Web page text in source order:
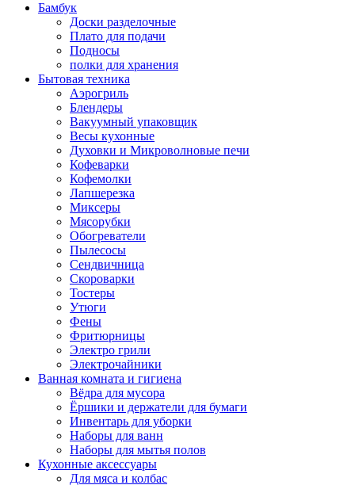
Бамбук
Доски разделочные
Плато для подачи
Подносы
полки для хранения
Бытовая техника
Аэрогриль
Блендеры
Вакуумный упаковщик
Весы кухонные
Духовки и Микроволновые печи
Кофеварки
Кофемолки
Лапшерезка
Миксеры
Мясорубки
Обогреватели
Пылесосы
Сендвичница
Скороварки
Тостеры
Утюги
Фены
Фритюрницы
Электро грили
Электрочайники
Ванная комната и гигиена
Вёдра для мусора
Ёршики и держатели для бумаги
Инвентарь для уборки
Наборы для ванн
Наборы для мытья полов
Кухонные аксессуары
Для мяса и колбас